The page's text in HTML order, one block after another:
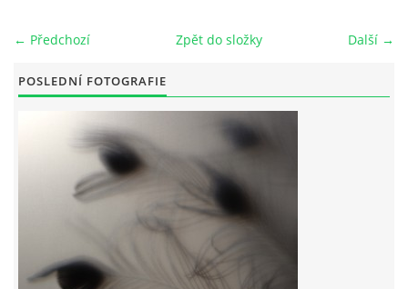
© 2026 eStránky.cz
← Předchozí Další →
Zpět do složky
POSLEDNÍ FOTOGRAFIE